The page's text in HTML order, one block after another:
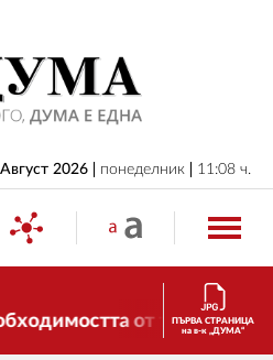
2026 понеделник 11:08 ч.
от
ПЪРВА СТРАНИЦА
на в-к „ДУМА“
БЪЛГАРИЯ
СВЯТ